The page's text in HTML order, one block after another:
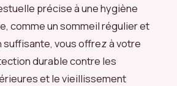
précise à une hygiène
comme un sommeil régulier et
suffisante, vous offrez à votre
durable contre les
et le vieillissement